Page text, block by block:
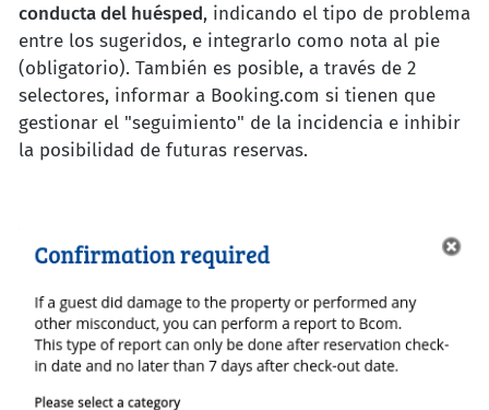
conducta del huésped, indicando el tipo de problema
entre los sugeridos, e integrarlo como nota al pie
(obligatorio). También es posible, a través de 2
selectores, informar a Booking.com si tienen que
gestionar el "seguimiento" de la incidencia e inhibir
la posibilidad de futuras reservas.